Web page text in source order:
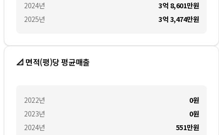
2024년
2025년
3억 8,601만원
3억 3,474만원
📐 면적(평)당 평균매출
2022년
2023년
2024년
0원
0원
551만원